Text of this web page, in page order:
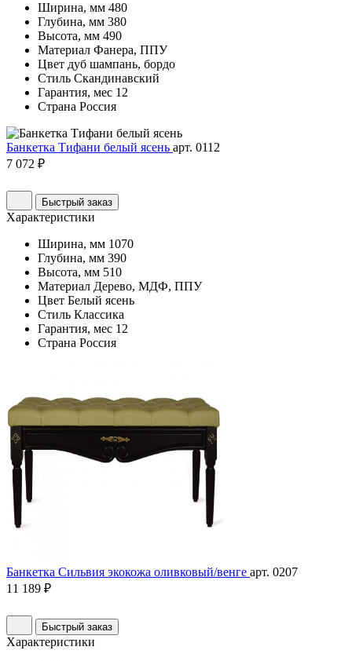
Ширина, мм 480
Глубина, мм 380
Высота, мм 490
Материал Фанера, ППУ
Цвет дуб шампань, бордо
Стиль Скандинавский
Гарантия, мес 12
Страна Россия
Банкетка Тифани белый ясень арт. 0112
7 072 ₽
Быстрый заказ
Характеристики
Ширина, мм 1070
Глубина, мм 390
Высота, мм 510
Материал Дерево, МДФ, ППУ
Цвет Белый ясень
Стиль Классика
Гарантия, мес 12
Страна Россия
Банкетка Сильвия экокожа оливковый/венге арт. 0207
11 189 ₽
Быстрый заказ
Характеристики